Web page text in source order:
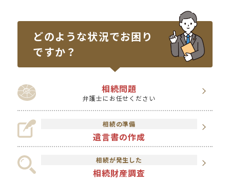
どのような状況でお困り
ですか？
相続問題
弁護士にお任せください
相続の準備
遺言書の作成
相続が発生した
相続財産調査